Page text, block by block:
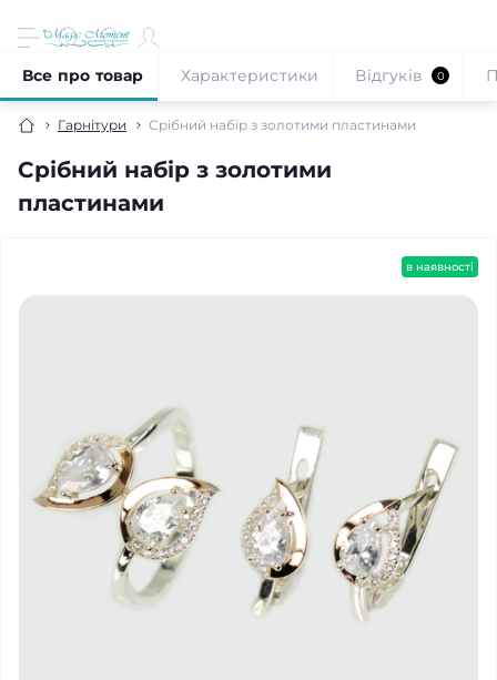
Гарнітури Срібний набір з золотими пластинами
Срібний набір з золотими
пластинами
Все про товар Характеристики Відгуків 0
в наявності